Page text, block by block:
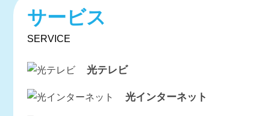
サービス
SERVICE
光テレビ
光インターネット